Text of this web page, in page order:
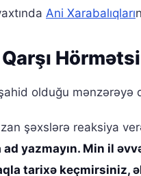
Ani Xarabalıqları
olduğu mənzərəyə
şəxslərə reaksiya
yazmayın. Min il
tarixə keçmirsiniz,